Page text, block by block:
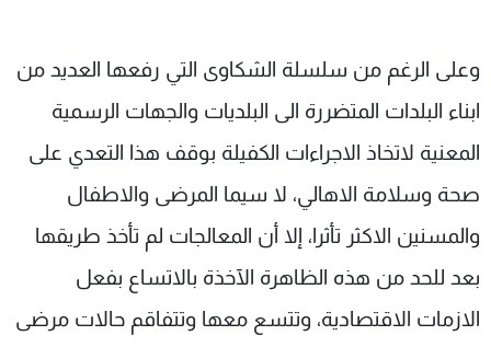
وعلى الرغم من سلسلة الشكاوى التي رفعها العديد من
ابناء البلدات المتضررة الى البلديات والجهات الرسمية
المعنية لاتخاذ الاجراءات الكفيلة بوقف هذا التعدي على
صحة وسلامة الاهالي، لا سيما المرضى والاطفال
والمسنين الاكثر تأثرا، إلا أن المعالجات لم تأخذ طريقها
بعد للحد من هذه الظاهرة الآخذة بالاتساع بفعل
الازمات الاقتصادية، وتتسع معها وتتفاقم حالات مرضى